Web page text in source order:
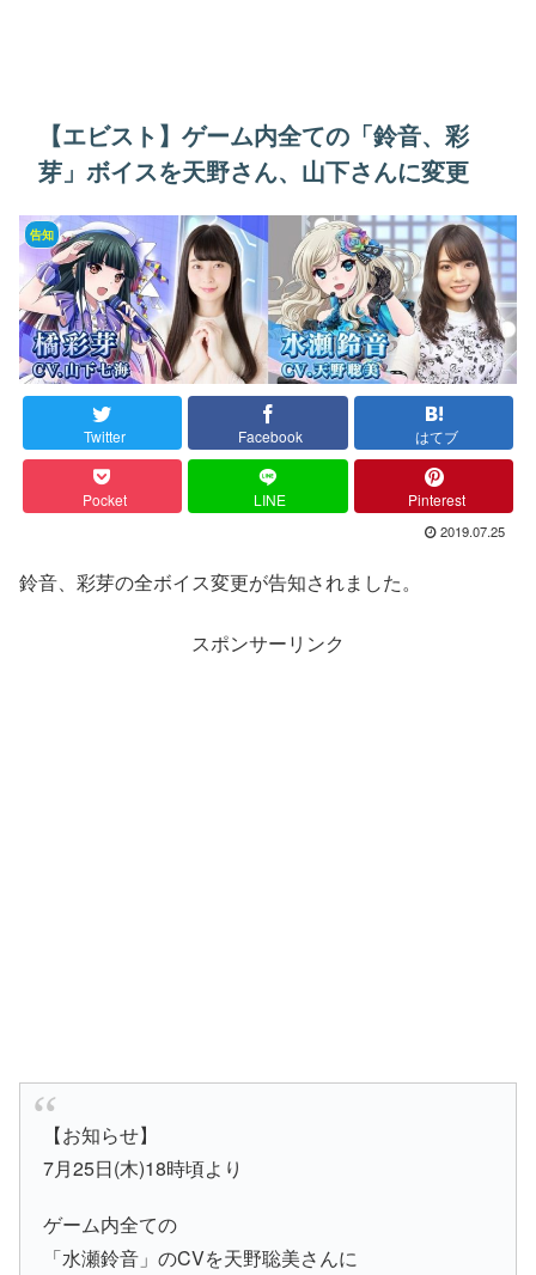
【エビスト】ゲーム内全ての「鈴音、彩
芽」ボイスを天野さん、山下さんに変更
告知
Twitter Facebook はてブ
Pocket LINE Pinterest
2019.07.25
鈴音、彩芽の全ボイス変更が告知されました。
スポンサーリンク
【お知らせ】
7月25日(木)18時頃より
ゲーム内全ての
「水瀬鈴音」のCVを天野聡美さんに